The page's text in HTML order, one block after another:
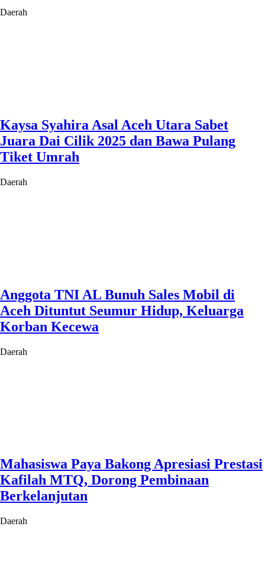
Daerah
Kaysa Syahira Asal Aceh Utara Sabet
Juara Dai Cilik 2025 dan Bawa Pulang
Tiket Umrah
Daerah
Anggota TNI AL Bunuh Sales Mobil di
Aceh Dituntut Seumur Hidup, Keluarga
Korban Kecewa
Daerah
Mahasiswa Paya Bakong Apresiasi Prestasi
Kafilah MTQ, Dorong Pembinaan
Berkelanjutan
Daerah